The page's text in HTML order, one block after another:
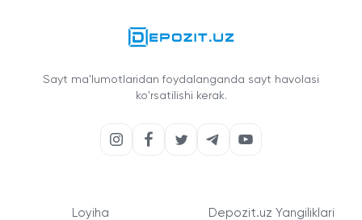
Sayt ma'lumotlaridan foydalanganda sayt havolasi
ko'rsatilishi kerak.
Loyiha Depozit.uz Yangiliklari